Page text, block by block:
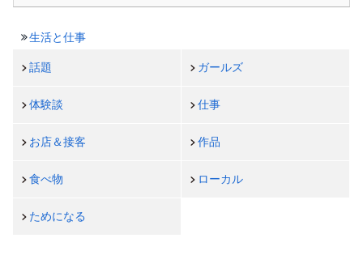
生活と仕事
話題 ガールズ
体験談 仕事
お店＆接客 作品
食べ物 ローカル
ためになる